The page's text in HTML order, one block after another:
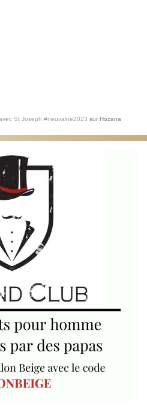
St Joseph #neuvaine2023 sur Hozana